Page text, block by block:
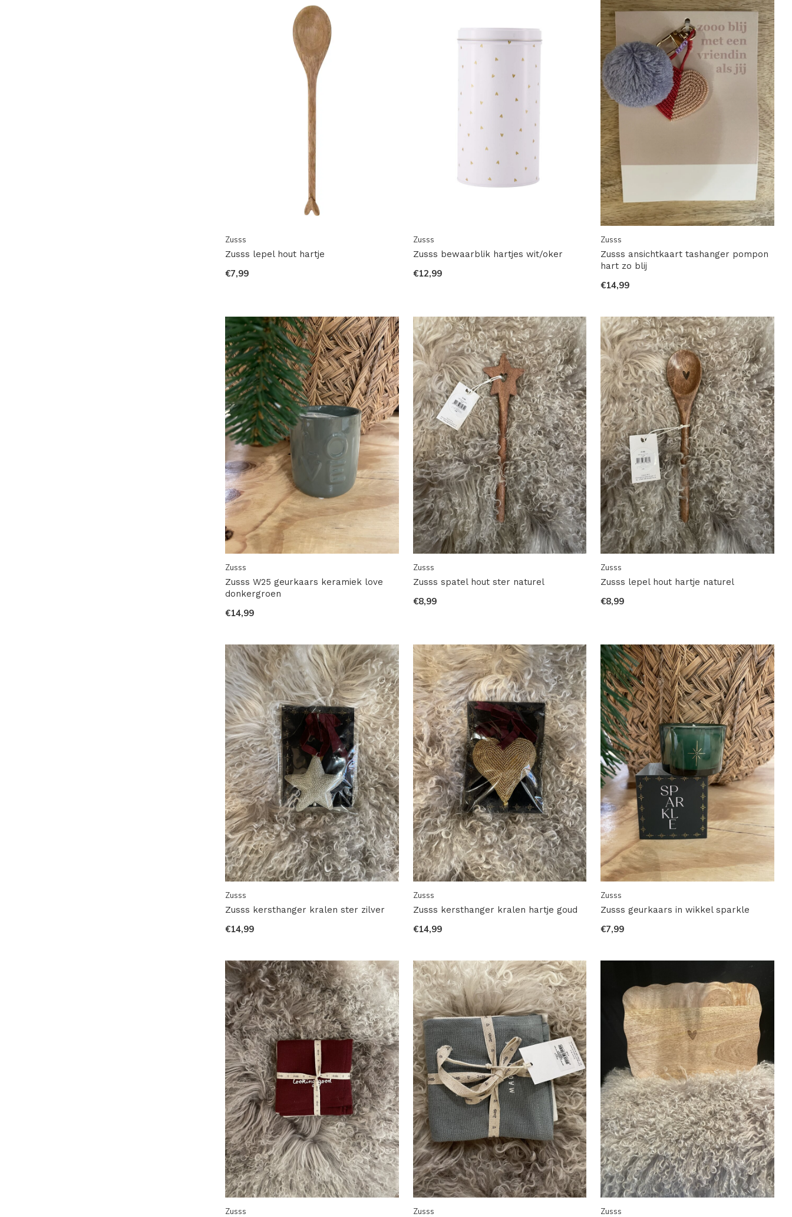
Zusss
Zusss lepel hout hartje
€7,99
Zusss
Zusss bewaarblik hartjes wit/oker
€12,99
Zusss
Zusss ansichtkaart tashanger pompon
hart zo blij
€14,99
Zusss
Zusss W25 geurkaars keramiek love
donkergroen
€14,99
Zusss
Zusss spatel hout ster naturel
€8,99
Zusss
Zusss lepel hout hartje naturel
€8,99
Zusss
Zusss kersthanger kralen ster zilver
€14,99
Zusss
Zusss kersthanger kralen hartje goud
€14,99
Zusss
Zusss geurkaars in wikkel sparkle
€7,99
Zusss Zusss Zusss